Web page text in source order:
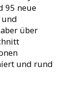
95 neue
und
über
und rund